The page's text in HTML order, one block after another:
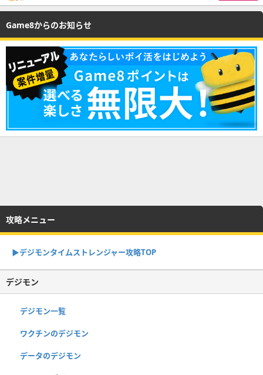
Game8からのお知らせ
攻略メニュー
▶︎デジモンタイムストレンジャー攻略TOP
デジモン
デジモン一覧
ワクチンのデジモン
データのデジモン